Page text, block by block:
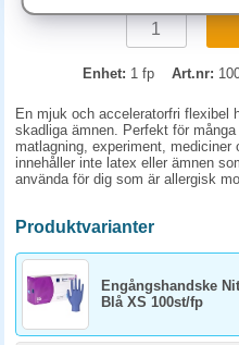
Enhet: 1 fp Art.nr:
En mjuk och acceleratorfri flexibel
skadliga ämnen. Perfekt för
matlagning, experiment,
innehåller inte latex eller ämnen
använda för dig som är allergisk
Produktvarianter
Engångshandske
Blå XS 100st/fp